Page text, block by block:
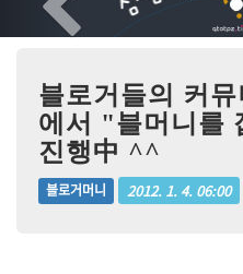
블로거들의 커
에서 "블머니를
진행中 ^^
블로거머니 2012. 1. 4. 06:00